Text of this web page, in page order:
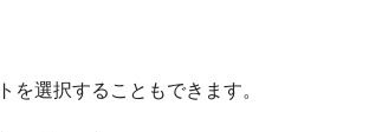
を選択することもできます。